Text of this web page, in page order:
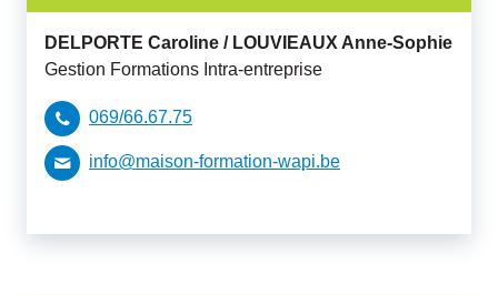
DELPORTE Caroline / LOUVIEAUX Anne-Sophie
Gestion Formations Intra-entreprise
069/66.67.75
info@maison-formation-wapi.be